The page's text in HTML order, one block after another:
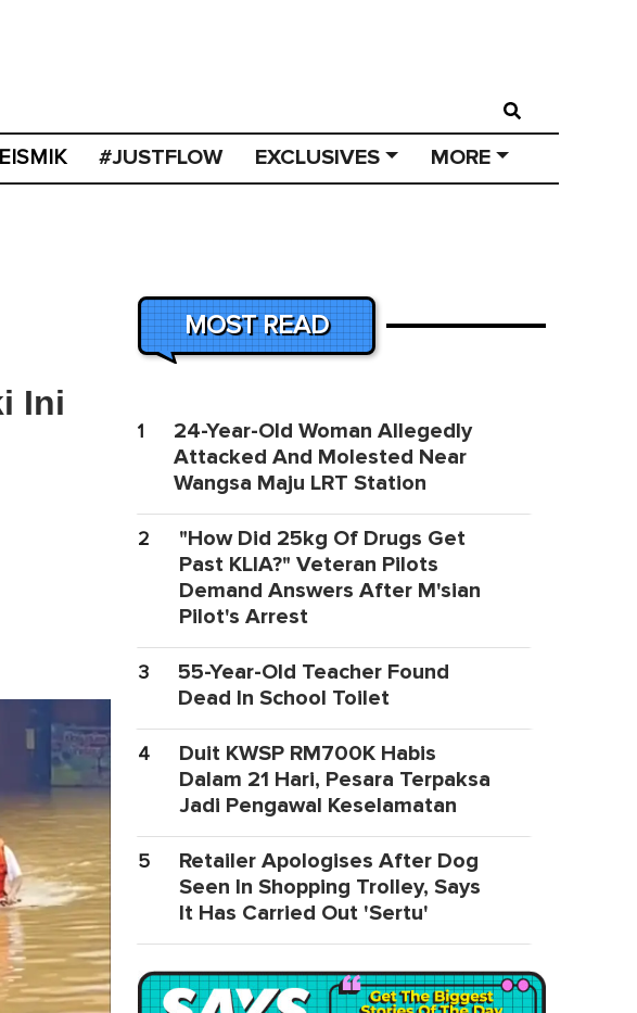
#JUSTFLOW EXCLUSIVES MORE
Ini
MOST READ
1
24-Year-Old Woman Allegedly
Attacked And Molested Near
Wangsa Maju LRT Station
2
"How Did 25kg Of Drugs Get
Past KLIA?" Veteran Pilots
Demand Answers After M'sian
Pilot's Arrest
3
55-Year-Old Teacher Found
Dead In School Toilet
4
Duit KWSP RM700K Habis
Dalam 21 Hari, Pesara Terpaksa
Jadi Pengawal Keselamatan
5
Retailer Apologises After Dog
Seen In Shopping Trolley, Says
It Has Carried Out 'Sertu'